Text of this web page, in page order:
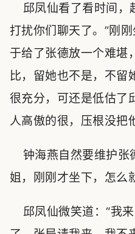
邱凤仙看了看时间，
打扰你们聊天了。”刚
于给了张德放一个难堪
比，留她也不是，不留
很充分，可还是低估了
人高傲的很，压根没把
钟海燕自然要维护张
姐，刚刚才坐下，怎么
邱凤仙微笑道：“我